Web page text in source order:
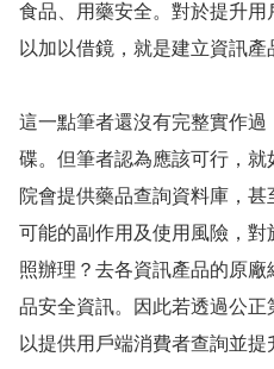
食品、用藥安全。對於提升
以加以借鏡，就是建立資訊產
這一點筆者還沒有完整實作
碟。但筆者認為應該可行，
院會提供藥品查詢資料庫，
可能的副作用及使用風險，
照辦理？去各資訊產品的原
品安全資訊。因此若透過公
以提供用戶端消費者查詢並